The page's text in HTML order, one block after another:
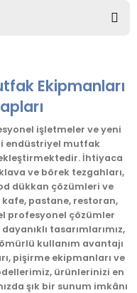
Ekipmanları
işletmeler ve yeni
endüstriyel mutfak
İhtiyaca
ve börek tezgahları,
dükkan çözümleri ve
pastane, restoran,
profesyonel çözümler
tasarımlarımız,
kullanım avantajı
pişirme ekipmanları ve
ürünlerinizi en
şık bir sunum imkânı